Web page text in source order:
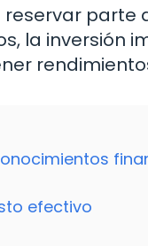
parte
la inversión
efectivo